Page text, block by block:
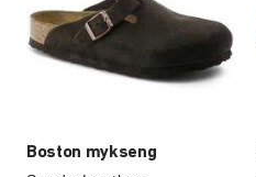
Boston mykseng
vil
oppdatere
produktbildet